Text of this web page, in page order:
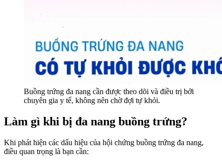
Buồng trứng đa nang cần được theo dõi và điều trị bởi
chuyên gia y tế, không nên chờ đợi tự khỏi.
Làm gì khi bị đa nang buồng trứng?
Khi phát hiện các dấu hiệu của hội chứng buồng trứng đa nang,
điều quan trọng là bạn cần: